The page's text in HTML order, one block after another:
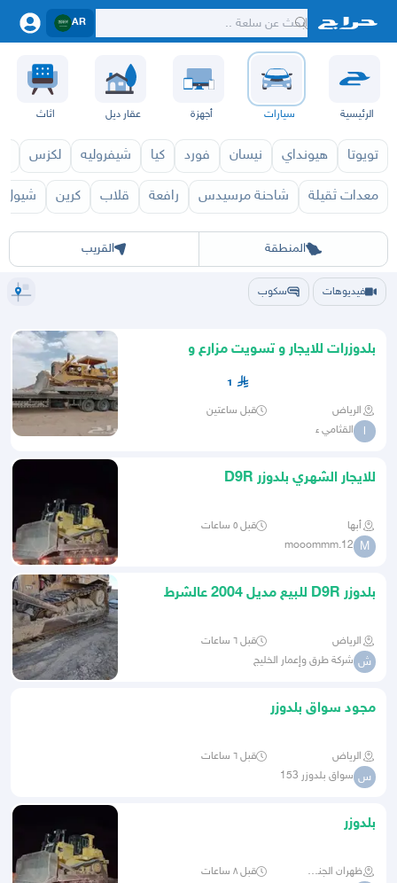
AR
الرئيسية سيارات أجهزة عقار ديل اثاث
تويوتا هيونداي نيسان فورد كيا شيفروليه لكزس
معدات ثقيلة شاحنة مرسيدس رافعة قلاب كرين شيول
المنطقة
الرياض جده القصيم الباحة
القريب
فيديوهات سكوب
بلدوزرات للايجار و تسويت مزارع و
1
الرياض قبل ساعتين
ا القثامي ء
للايجار الشهري بلدوزر D9R
أبها قبل ٥ ساعات
M
mooommm.12
بلدوزر D9R للبيع مديل 2004 عالشرط
الرياض قبل ٦ ساعات
ش شركة طرق وإعمار الخليج
مجود سواق بلدوزر
الرياض قبل ٦ ساعات
س سواق بلدوزر 153
بلدوزر
ظهران الجنوب قبل ٨ ساعات